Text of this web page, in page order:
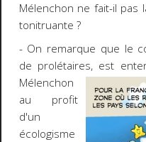
Mélenchon ne fait-il pas
tonitruante ?
- On remarque que le
de prolétaires, est
Mélenchon
au profit
d'un
écologisme